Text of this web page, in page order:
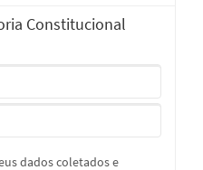
Constitucional